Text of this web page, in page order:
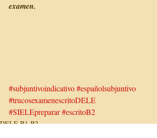
examen.
#subjuntivoindicativo#españolsubjuntivo
#trucosexamenescritoDELE
#SIELEpreparar#escritoB2
DELE B1-B2